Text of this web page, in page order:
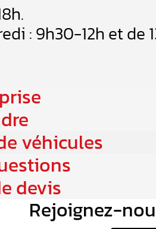
: 9h30-12h et de
véhicules
devis
Rejoignez-